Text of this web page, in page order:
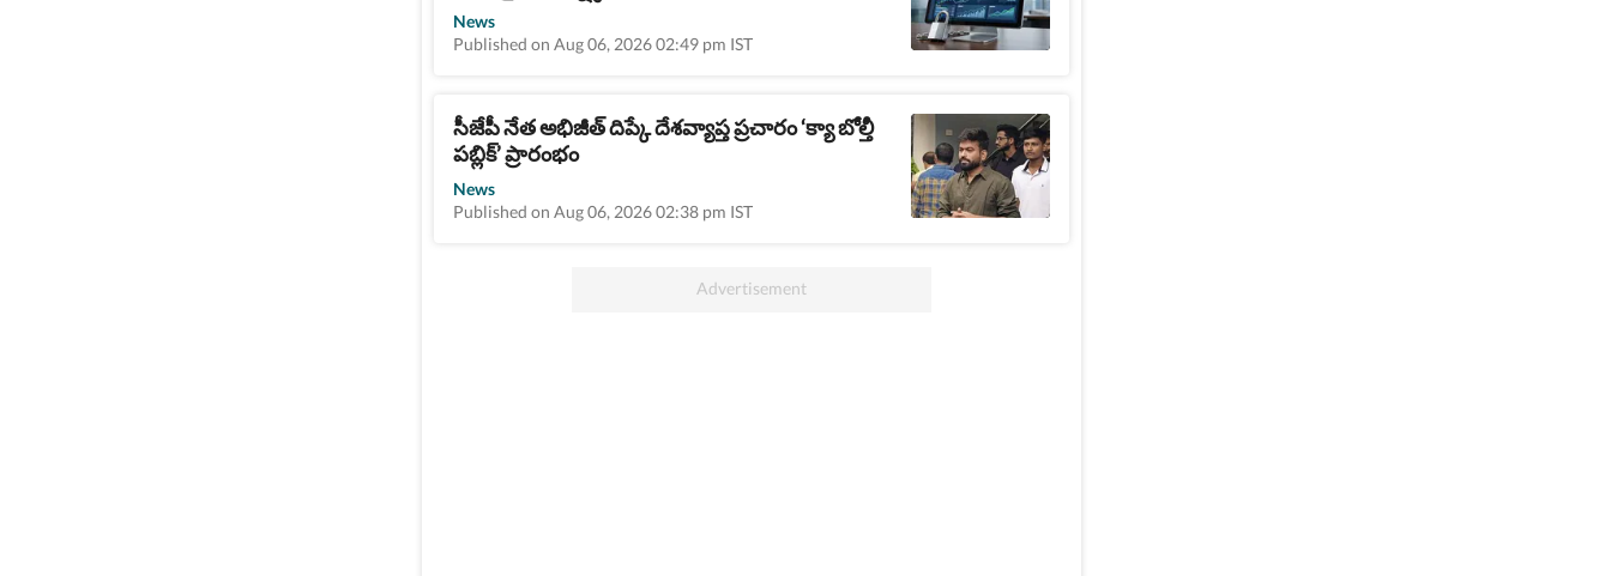
News
Published on Aug 06, 2026 02:49 pm IST
సీజేపీ నేత అభిజీత్ దిప్కే దేశవ్యాప్త ప్రచారం ‘క్యా బోల్తీ
పబ్లిక్’ ప్రారంభం
News
Published on Aug 06, 2026 02:38 pm IST